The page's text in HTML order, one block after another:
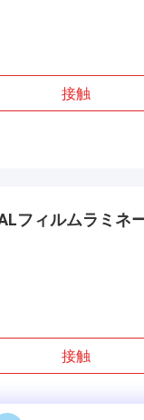
接触
フィルムラミネ
接触